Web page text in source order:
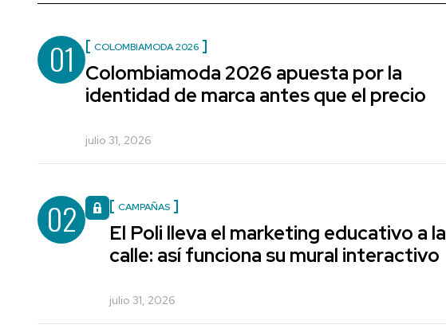
01 COLOMBIAMODA 2026
Colombiamoda 2026 apuesta por la
identidad de marca antes que el precio
julio 31, 2026
02 CAMPAÑAS
El Poli lleva el marketing educativo a la
calle: así funciona su mural interactivo
julio 31, 2026